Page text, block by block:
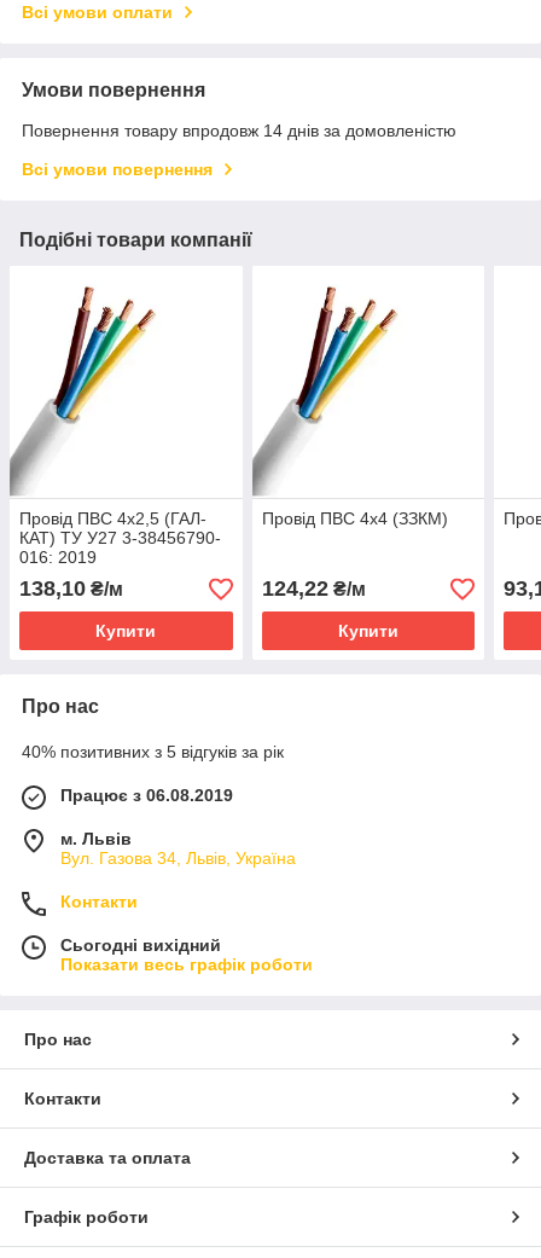
Всі умови оплати
Умови повернення
Повернення товару впродовж 14 днів за домовленістю
Всі умови повернення
Подібні товари компанії
Провід ПВС 4х2,5 (ГАЛ-
КАТ) ТУ У27 3-38456790-
016: 2019
138,10 ₴/м
Купити
Провід ПВС 4х4 (ЗЗКМ)
124,22₴/м
Купити
Про нас
40% позитивних з 5 відгуків за рік
Працює з 06.08.2019
м. Львів
Вул. Газова 34, Львів, Україна
Контакти
Сьогодні вихідний
Показати весь графік роботи
Про нас
Контакти
Доставка та оплата
Графік роботи